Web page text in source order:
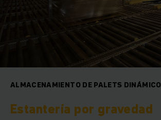
ALMACENAMIENTO DE PALETS DINÁMICO
Estantería por gravedad